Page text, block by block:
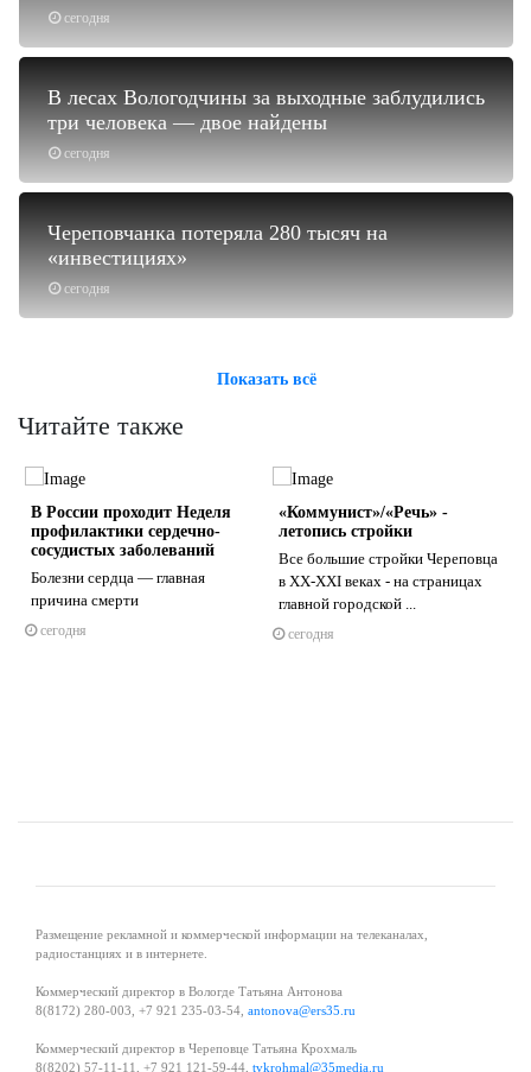
сегодня
сегодня
В лесах Вологодчины за выходные заблудились
три человека — двое найдены
сегодня
Череповчанка потеряла 280 тысяч на
«инвестициях»
Показать всё
Читайте также
В России проходит Неделя
профилактики сердечно-
сосудистых заболеваний
Болезни сердца — главная
причина смерти
сегодня
«Коммунист»/«Речь» -
летопись стройки
Все большие стройки Череповца
в XX-XXI веках - на страницах
главной городской ...
сегодня
Размещение рекламной и коммерческой информации на телеканалах,
радиостанциях и в интернете.
Коммерческий директор в Вологде Татьяна Антонова
8(8172) 280-003, +7 921 235-03-54, antonova@ers35.ru
Коммерческий директор в Череповце Татьяна Крохмаль
8(8202) 57-11-11, +7 921 121-59-44, tvkrohmal@35media.ru